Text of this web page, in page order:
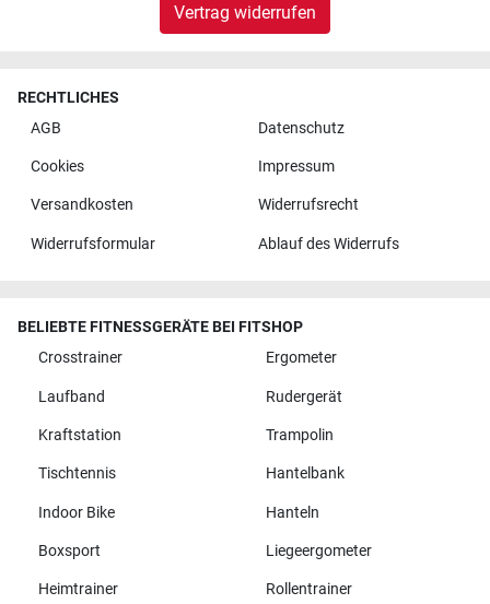
Vertrag widerrufen
RECHTLICHES
AGB
Datenschutz
Cookies Impressum
Versandkosten Widerrufsrecht
Widerrufsformular Ablauf des Widerrufs
BELIEBTE FITNESSGERÄTE BEI FITSHOP
Crosstrainer
Ergometer
Laufband Rudergerät
Kraftstation Trampolin
Tischtennis Hantelbank
Indoor Bike Hanteln
Boxsport Liegeergometer
Heimtrainer Rollentrainer